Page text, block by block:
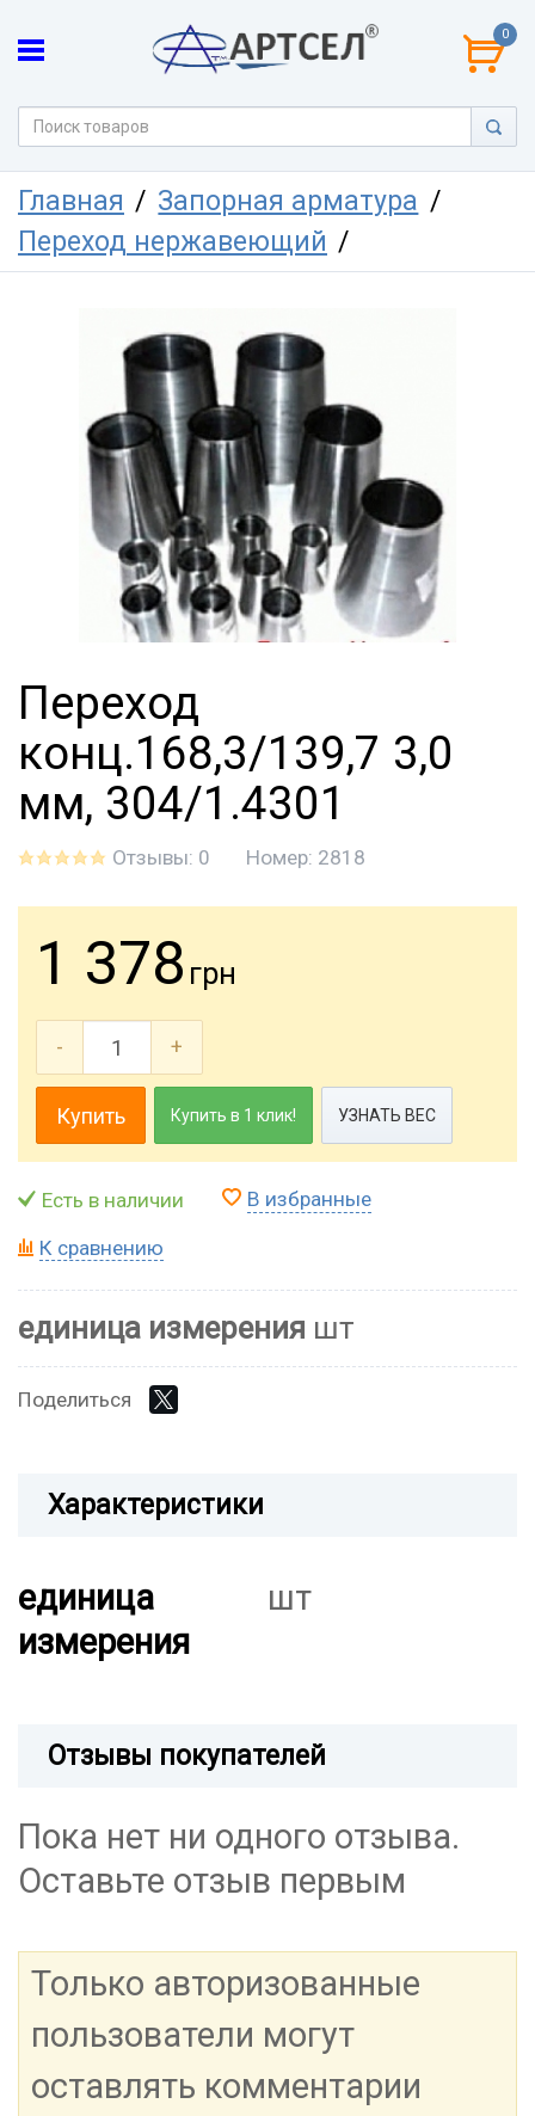
0
Главная
Запорная арматура
Переход нержавеющий
Переход
конц.168,3/139,7 3,0
мм, 304/1.4301
Отзывы: 0 Номер: 2818
1 378 грн
- +
Купить Купить в 1 клик! УЗНАТЬ ВЕС
Есть в наличии В избранные
К сравнению
единица измерения шт
Поделиться
Характеристики
единица
измерения
шт
Отзывы покупателей
Пока нет ни одного отзыва.
Оставьте отзыв первым
Только авторизованные
пользователи могут
оставлять комментарии